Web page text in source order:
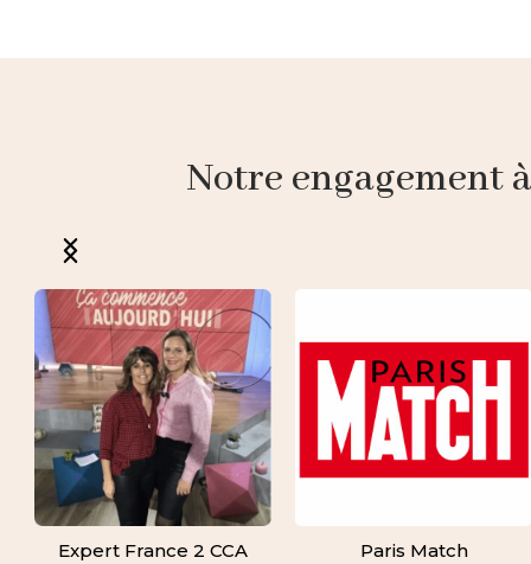
Notre engagement
Expert France 2 CCA
Paris Match